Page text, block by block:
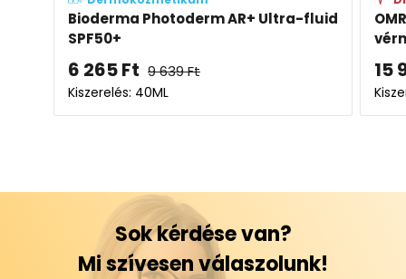
Bioderma Photoderm AR+ Ultra-fluid
SPF50+
6 265Ft 9 639Ft
Kiszerelés: 40ML
15
Sok kérdése van?
Mi szívesen válaszolunk!